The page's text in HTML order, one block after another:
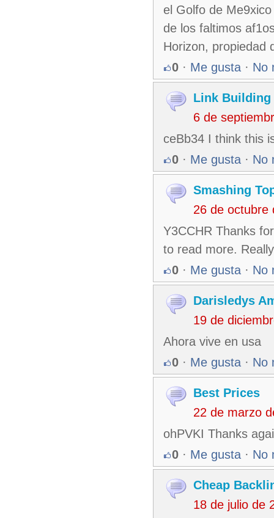
el Golfo de
de los faltimos
Horizon, propiedad
0 · Me gusta · No
Link Building
6 de
ceBb34 I think this
0 · Me gusta · No
Smashing
26 de octubre
Y3CCHR Thanks
to read more.
0 · Me gusta · No
Darisledys
19 de
Ahora vive en usa
0 · Me gusta · No
Best Prices
22 de marzo
ohPVKI Thanks
0 · Me gusta · No
Cheap
18 de julio de